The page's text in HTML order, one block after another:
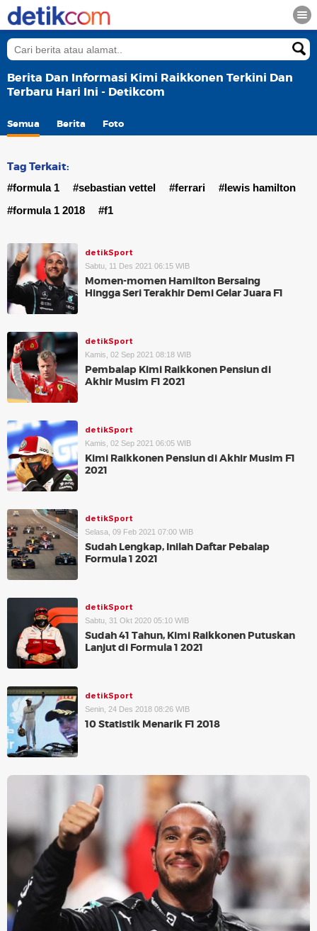
Berita Dan Informasi Kimi Raikkonen Terkini Dan
Terbaru Hari Ini - Detikcom
Semua Berita Foto
Tag Terkait:
#formula 1 #sebastian vettel #ferrari
#lewis hamilton
#formula 1 2018
#f1
detikSport
Sabtu, 11 Des 2021 06:15 WIB
Momen-momen Hamilton Bersaing
Hingga Seri Terakhir Demi Gelar Juara F1
detikSport
Kamis, 02 Sep 2021 08:18 WIB
Pembalap Kimi Raikkonen Pensiun di
Akhir Musim F1 2021
detikSport
Kamis, 02 Sep 2021 06:05 WIB
Kimi Raikkonen Pensiun di Akhir Musim F1
2021
detikSport
Selasa, 09 Feb 2021 07:00 WIB
Sudah Lengkap, Inilah Daftar Pebalap
Formula 1 2021
detikSport
Sabtu, 31 Okt 2020 05:10 WIB
Sudah 41 Tahun, Kimi Raikkonen Putuskan
Lanjut di Formula 1 2021
detikSport
Senin, 24 Des 2018 08:26 WIB
10 Statistik Menarik F1 2018